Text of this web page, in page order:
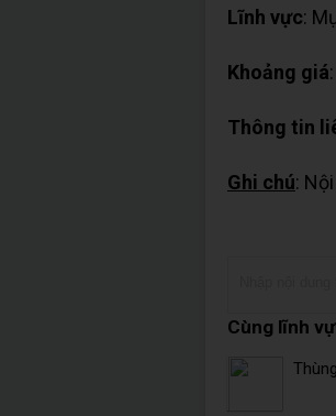
Lĩnh vực:
Khoảng giá
Thông tin
Ghi chú:
Cùng lĩnh